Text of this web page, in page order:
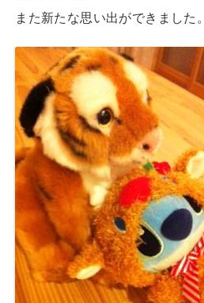
また新たな思い出ができました。